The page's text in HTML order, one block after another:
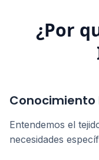
¿Por
Conocimiento
Entendemos el
necesidades